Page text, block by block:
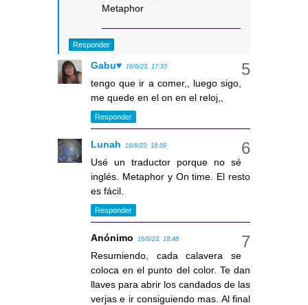
Metaphor
Responder
Gabu♥ 16/6/23, 17:33
tengo que ir a comer,, luego sigo,
me quede en el on en el reloj,,
Responder
Lunah 16/6/23, 18:09
Usé un traductor porque no sé
inglés. Metaphor y On time. El resto
es fácil.
Responder
Anónimo 16/6/23, 18:48
Resumiendo, cada calavera se
coloca en el punto del color. Te dan
llaves para abrir los candados de las
verjas e ir consiguiendo mas. Al final